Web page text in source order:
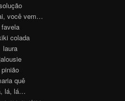
você vem…
favela
colada
laura
pinião
quê
lá, lá…